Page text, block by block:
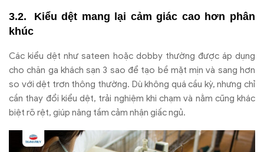
Kiểu dệt mang lại cảm giác cao hơn phân
khúc
Các kiểu dệt như sateen hoặc dobby thường được áp dụng
cho chăn ga khách sạn 3 sao để tạo bề mặt mịn và sang hơn
so với dệt trơn thông thường. Dù không quá cầu kỳ, nhưng chỉ
cần thay đổi kiểu dệt, trải nghiệm khi chạm và nằm cũng khác
biệt rõ rệt, giúp nâng tầm cảm nhận giấc ngủ.